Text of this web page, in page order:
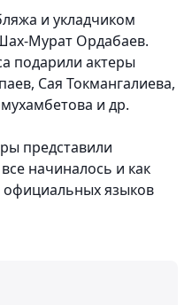
и укладчиком
Мурат Ордабаев.
подарили актеры
Сая Токмангалиева,
и др.
представили
начиналось и как
официальных языков